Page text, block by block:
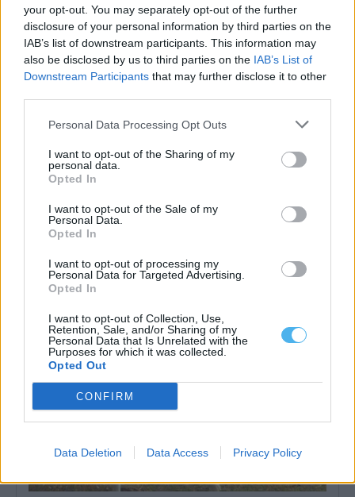
your opt-out. You may separately opt-out of the further
disclosure of your personal information by third parties on the
IAB’s list of downstream participants. This information may
also be disclosed by us to third parties on the IAB’s List of
Downstream Participants that may further disclose it to other
Personal Data Processing Opt Outs
I want to opt-out of the Sharing of my
personal data.
Opted In
I want to opt-out of the Sale of my
Personal Data.
Opted In
I want to opt-out of processing my
Personal Data for Targeted Advertising.
Opted In
I want to opt-out of Collection, Use,
Retention, Sale, and/or Sharing of my
Personal Data that Is Unrelated with the
Purposes for which it was collected.
Opted Out
CONFIRM
Data Deletion Data Access Privacy Policy
Parlamento consagra 11 de novembro como Dia Nacional das
Raças Autóctones
A Assembleia da República consagrou o dia 11 de novembro
22 Julho, 2026 - 20:00